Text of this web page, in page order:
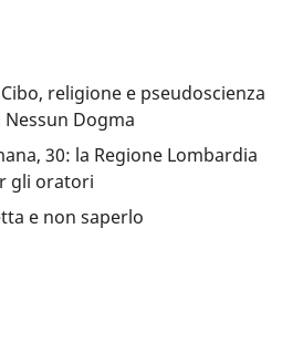
religione e pseudoscienza
Dogma
30: la Regione Lombardia
gli oratori
e non saperlo